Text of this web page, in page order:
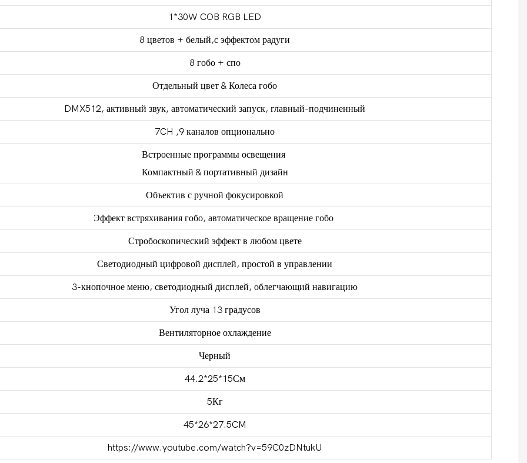
1*30W COB RGB LED
8 цветов + белый,с эффектом радуги
8 гобо + спо
Отдельный цвет & Колеса гобо
DMX512, активный звук, автоматический запуск, главный-подчиненный
7CH ,9 каналов опционально
Встроенные программы освещения
Компактный & портативный дизайн
Объектив с ручной фокусировкой
Эффект встряхивания гобо, автоматическое вращение гобо
Стробоскопический эффект в любом цвете
Светодиодный цифровой дисплей, простой в управлении
3-кнопочное меню, светодиодный дисплей, облегчающий навигацию
Угол луча 13 градусов
Вентиляторное охлаждение
Черный
44.2*25*15См
5Кг
45*26*27.5CM
https://www.youtube.com/watch?v=59C0zDNtukU